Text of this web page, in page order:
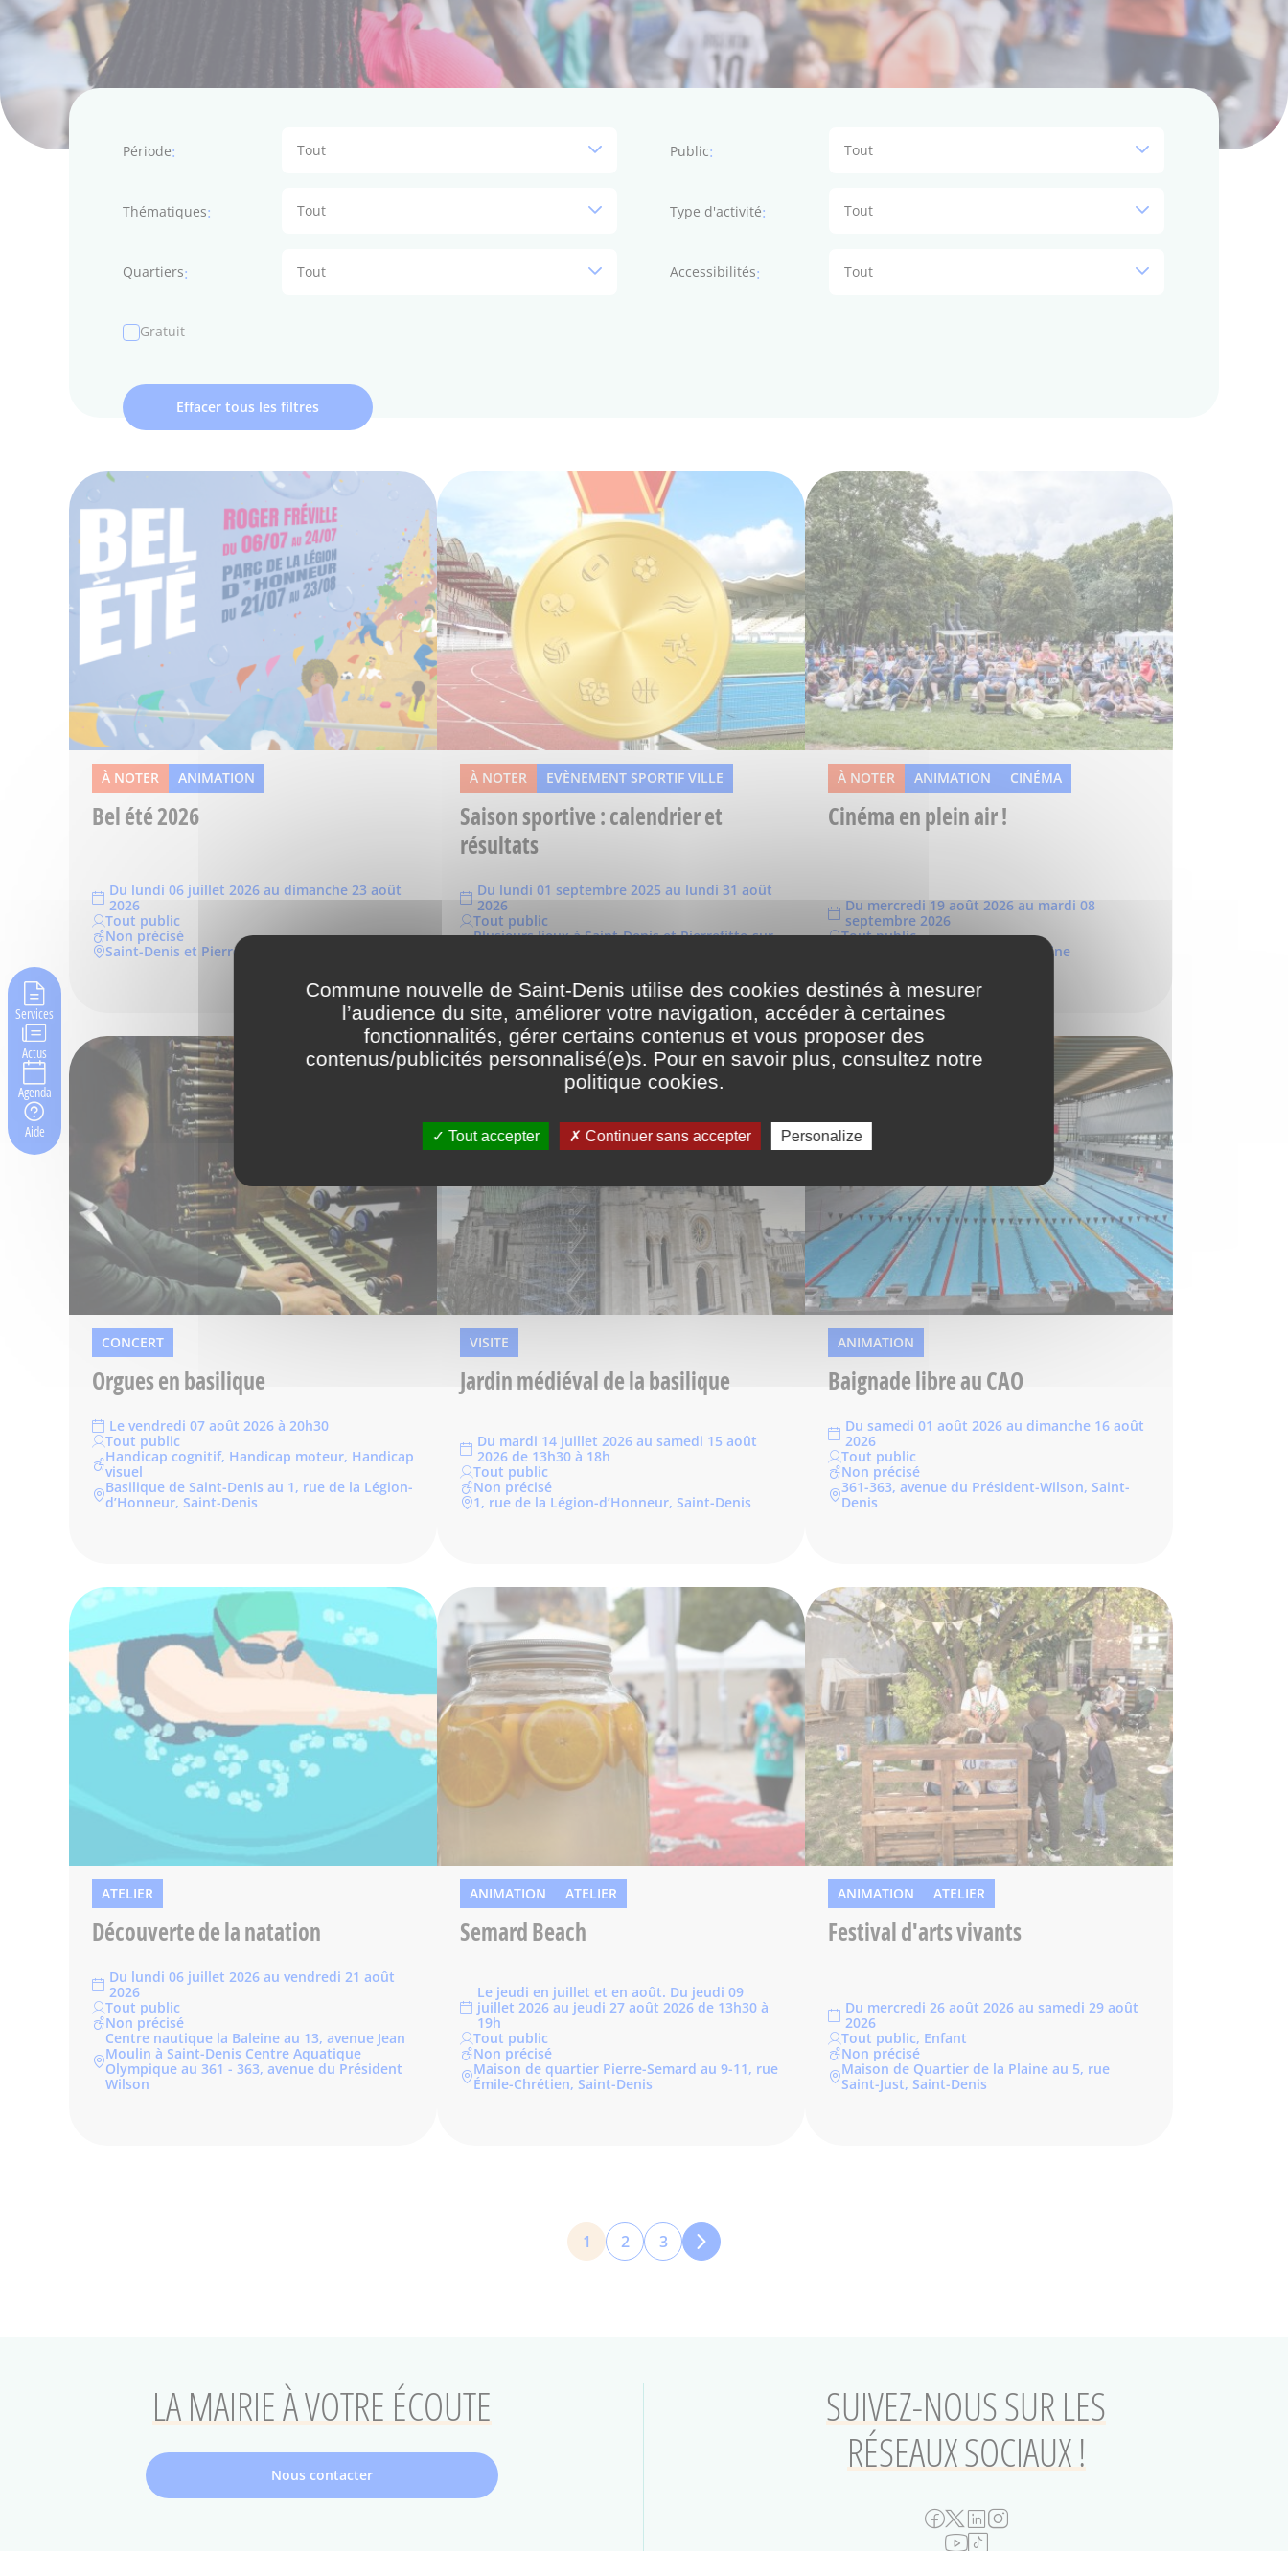
Services
Actus
Agenda
Aide
Période Tout Public Tout
Thématiques Tout Type d'activité Tout
Quartiers Tout Accessibilités Tout
Gratuit
Effacer tous les filtres
À NOTER ANIMATION
Bel été 2026
Du lundi 06 juillet 2026 au dimanche 23 août
2026
Tout public
Non précisé
Saint-Denis et Pierrefitte-sur-Seine
À NOTER EVÈNEMENT SPORTIF VILLE
Saison sportive : calendrier et
résultats
Du lundi 01 septembre 2025 au lundi 31 août
2026
Tout public
Plusieurs lieux à Saint-Denis et Pierrefitte-sur-
À NOTER ANIMATION CINÉMA
Cinéma en plein air !
Du mercredi 19 août 2026 au mardi 08
septembre 2026
Tout public
Saint-Denis et Pierrefitte-sur-Seine
CONCERT
Orgues en basilique
Le vendredi 07 août 2026 à 20h30
Tout public
Handicap cognitif, Handicap moteur, Handicap
visuel
Basilique de Saint-Denis au 1, rue de la Légion-
d’Honneur, Saint-Denis
VISITE
Jardin médiéval de la basilique
Du mardi 14 juillet 2026 au samedi 15 août
2026 de 13h30 à 18h
Tout public
Non précisé
1, rue de la Légion-d’Honneur, Saint-Denis
ANIMATION
Baignade libre au CAO
Du samedi 01 août 2026 au dimanche 16 août
2026
Tout public
Non précisé
361-363, avenue du Président-Wilson, Saint-
Denis
ATELIER
Découverte de la natation
Du lundi 06 juillet 2026 au vendredi 21 août
2026
Tout public
Non précisé
Centre nautique la Baleine au 13, avenue Jean
Moulin à Saint-Denis Centre Aquatique
Olympique au 361 - 363, avenue du Président
Wilson
ANIMATION ATELIER
Semard Beach
Le jeudi en juillet et en août. Du jeudi 09
juillet 2026 au jeudi 27 août 2026 de 13h30 à
19h
Tout public
Non précisé
Maison de quartier Pierre-Semard au 9-11, rue
Émile-Chrétien, Saint-Denis
ANIMATION ATELIER
Festival d'arts vivants
Du mercredi 26 août 2026 au samedi 29 août
2026
Tout public, Enfant
Non précisé
Maison de Quartier de la Plaine au 5, rue
Saint-Just, Saint-Denis
Page
courante
1 Page
2 Page
3
LA MAIRIE À VOTRE ÉCOUTE
Nous contacter
SUIVEZ-NOUS SUR LES
RÉSEAUX SOCIAUX !
Commune nouvelle de Saint-Denis utilise des cookies destinés à mesurer
l’audience du site, améliorer votre navigation, accéder à certaines
fonctionnalités, gérer certains contenus et vous proposer des
contenus/publicités personnalisé(e)s. Pour en savoir plus, consultez notre
politique cookies.
Tout accepter Continuer sans accepter Personalize